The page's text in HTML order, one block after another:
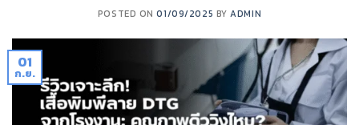
POSTED ON01/09/2025 BYADMIN
01
ก.ย.